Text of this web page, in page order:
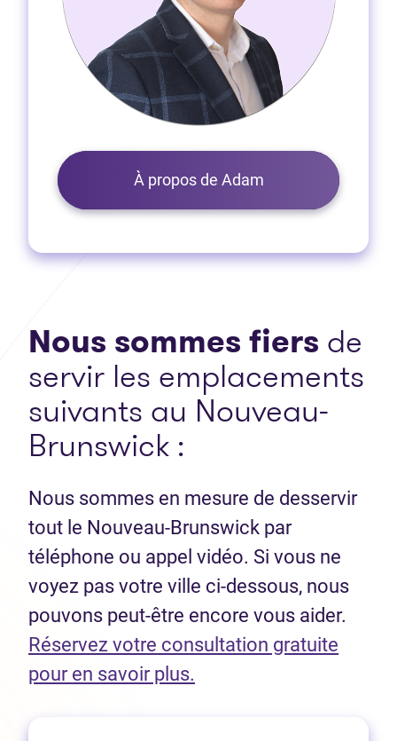
À propos de Adam
Nous sommes fiers de
servir les emplacements
suivants au Nouveau-
Brunswick :
Nous sommes en mesure de desservir
tout le Nouveau-Brunswick par
téléphone ou appel vidéo. Si vous ne
voyez pas votre ville ci-dessous, nous
pouvons peut-être encore vous aider.
Réservez votre consultation gratuite
pour en savoir plus.